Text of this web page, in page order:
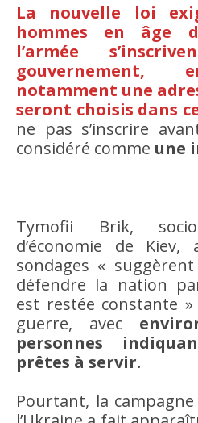
La nouvelle loi
hommes en âge
l’armée
gouvernement,
notamment une
seront choisis dans
ne pas s’inscrire
considéré comme une
Tymofii Brik,
d’économie de
sondages «
défendre la nation
est restée constante
guerre, avec
personnes
prêtes à servir.
Pourtant, la